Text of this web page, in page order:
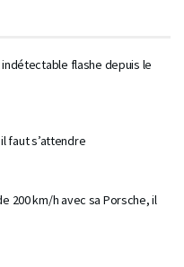
flashe depuis le
faut s’attendre
200 km/h avec sa Porsche, il